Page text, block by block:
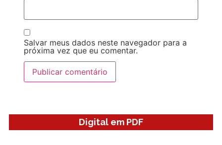
Salvar meus dados neste navegador para a
próxima vez que eu comentar.
Digital em PDF